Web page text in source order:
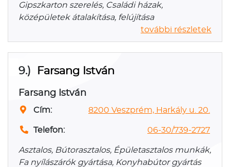
Gipszkarton szerelés, Családi házak,
középületek átalakítása, felújítása
további részletek
9.) Farsang István
Farsang István
Cím: 8200 Veszprém, Harkály u. 20.
Telefon: 06-30/739-2727
Asztalos, Bútorasztalos, Épületasztalos munkák,
Fa nyílászárók gyártása, Konyhabútor gyártás